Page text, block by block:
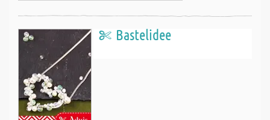
Bastelidee